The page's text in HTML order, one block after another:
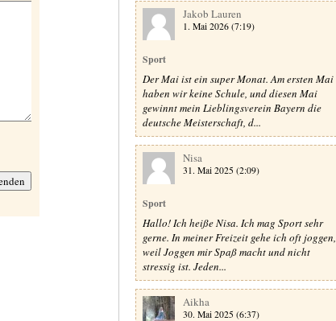
Jakob Lauren
1. Mai 2026 (7:19)
Sport
Der Mai ist ein super Monat. Am ersten Mai
haben wir keine Schule, und diesen Mai
gewinnt mein Lieblingsverein Bayern die
deutsche Meisterschaft, d...
Nisa
31. Mai 2025 (2:09)
Sport
Hallo! Ich heiße Nisa. Ich mag Sport sehr
gerne. In meiner Freizeit gehe ich oft joggen,
weil Joggen mir Spaß macht und nicht
stressig ist. Jeden...
Aikha
30. Mai 2025 (6:37)